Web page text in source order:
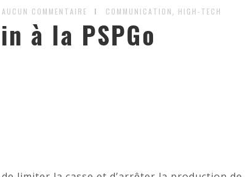
AUCUN COMMENTAIRE COMMUNICATION, HIGH-TECH
à la PSPGo